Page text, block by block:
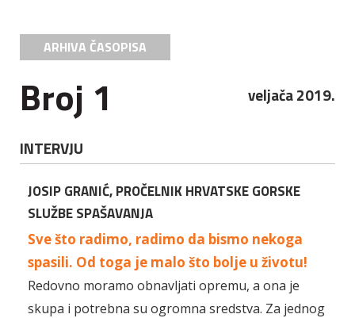
ARHIVA ČASOPISA
Broj 1 veljača 2019.
INTERVJU
JOSIP GRANIĆ, PROČELNIK HRVATSKE GORSKE
SLUŽBE SPAŠAVANJA
Sve što radimo, radimo da bismo nekoga
spasili. Od toga je malo što bolje u životu!
Redovno moramo obnavljati opremu, a ona je
skupa i potrebna su ogromna sredstva. Za jednog